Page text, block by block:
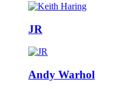
JR
Andy Warhol